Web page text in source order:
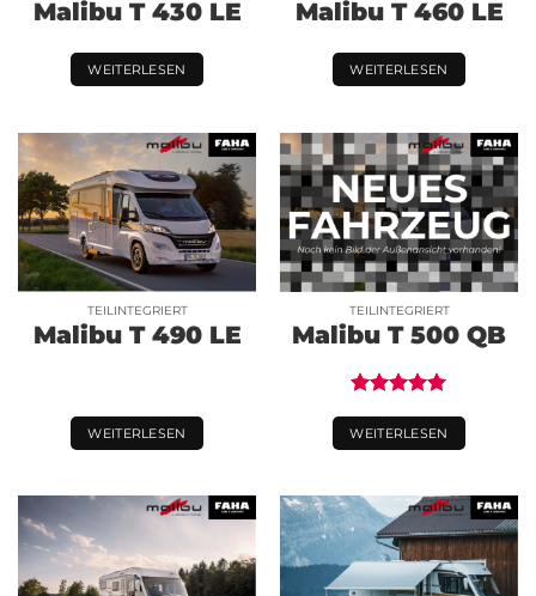
Malibu T 430 LE
WEITERLESEN
Malibu T 460 LE
WEITERLESEN
TEILINTEGRIERT
Malibu T 490 LE
WEITERLESEN
TEILINTEGRIERT
Malibu T 500 QB
mit5.00
von 5
WEITERLESEN